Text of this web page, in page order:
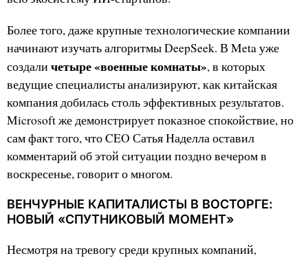
Более того, даже крупные технологические компании
начинают изучать алгоритмы DeepSeek. В Meta уже
создали четыре «военные комнаты», в которых
ведущие специалисты анализируют, как китайская
компания добилась столь эффективных результатов.
Microsoft же демонстрирует показное спокойствие, но
сам факт того, что CEO Сатья Наделла оставил
комментарий об этой ситуации поздно вечером в
воскресенье, говорит о многом.
ВЕНЧУРНЫЕ КАПИТАЛИСТЫ В ВОСТОРГЕ:
НОВЫЙ «СПУТНИКОВЫЙ МОМЕНТ»
Несмотря на тревогу среди крупных компаний,